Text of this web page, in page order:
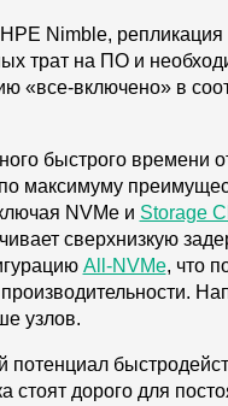
Nimble,
трат на ПО и
«все-включено» в
быстрого времени
максимуму
NVMe и Storage
сверхнизкую
All-NVMe, что
узлов.
стоят дорого для